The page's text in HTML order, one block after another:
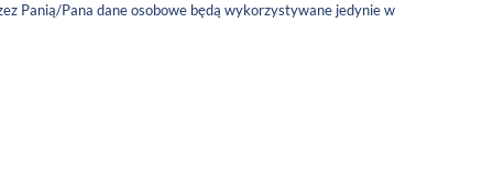
Panią/Pana dane osobowe będą wykorzystywane jedynie w